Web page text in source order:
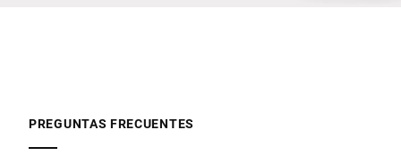
PREGUNTAS FRECUENTES